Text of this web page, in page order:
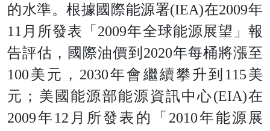
的水準。根據國際能源署(IEA)在2009年
1 1 月所發表 「 2009年全球能源展望」報
告評估，國際油價到 2020年每桶將漲至
100美元 ， 2030年會繼續攀升到 115美
元；美國能源部能源資訊中心(EIA)在
2009年 12 月所發表的 「 2010年能源展